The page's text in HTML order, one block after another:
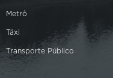
Metrô
Táxi
Transporte Público